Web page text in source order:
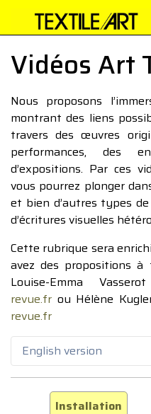
Vidéos Art
Nous proposons
montrant des liens
travers des œuvres
performances, des
d’expositions. Par ces
vous pourrez plonger
et bien d’autres types
d’écritures visuelles
Cette rubrique sera
avez des propositions à
Louise-Emma
revue.fr ou Hélène
revue.fr
English version
Installation